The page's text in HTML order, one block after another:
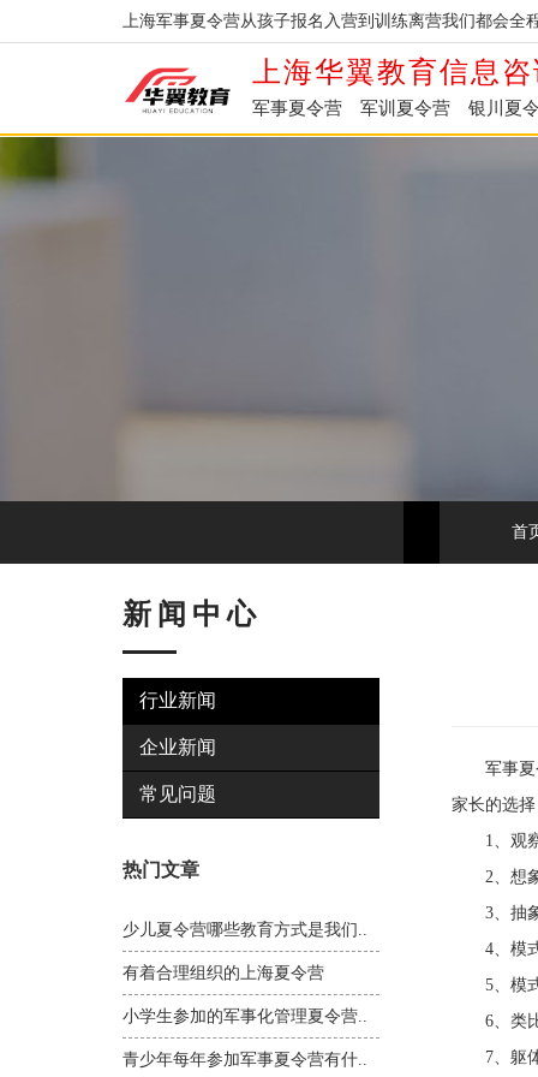
上海军事夏令营从孩子报名入营到训练离营我们都会
上海华翼教育信息
军事夏令营 军训夏令营 银川夏
首
新闻中心
行业新闻
企业新闻
常见问题
热门文章
少儿夏令营哪些教育方式是我们..
有着合理组织的上海夏令营
小学生参加的军事化管理夏令营..
青少年每年参加军事夏令营有什..
军事夏令
家长的选
1、观察
2、想象
3、抽象
4、模式
5、模式
6、类比
7、躯体